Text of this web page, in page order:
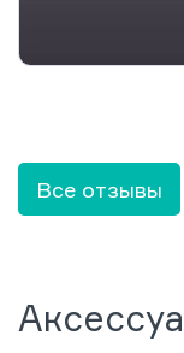
Все отзывы